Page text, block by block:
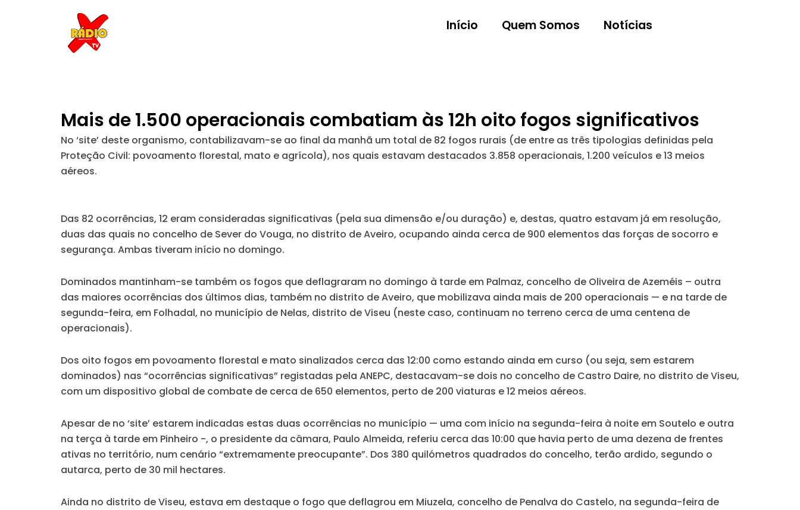
Início Quem Somos Notícias
Mais de 1.500 operacionais combatiam às 12h oito fogos significativos
No ‘site’ deste organismo, contabilizavam-se ao final da manhã um total de 82 fogos rurais (de entre as três tipologias definidas pela
Proteção Civil: povoamento florestal, mato e agrícola), nos quais estavam destacados 3.858 operacionais, 1.200 veículos e 13 meios
aéreos.
Das 82 ocorrências, 12 eram consideradas significativas (pela sua dimensão e/ou duração) e, destas, quatro estavam já em resolução,
duas das quais no concelho de Sever do Vouga, no distrito de Aveiro, ocupando ainda cerca de 900 elementos das forças de socorro e
segurança. Ambas tiveram início no domingo.
Dominados mantinham-se também os fogos que deflagraram no domingo à tarde em Palmaz, concelho de Oliveira de Azeméis – outra
das maiores ocorrências dos últimos dias, também no distrito de Aveiro, que mobilizava ainda mais de 200 operacionais — e na tarde de
segunda-feira, em Folhadal, no município de Nelas, distrito de Viseu (neste caso, continuam no terreno cerca de uma centena de
operacionais).
Dos oito fogos em povoamento florestal e mato sinalizados cerca das 12:00 como estando ainda em curso (ou seja, sem estarem
dominados) nas “ocorrências significativas” registadas pela ANEPC, destacavam-se dois no concelho de Castro Daire, no distrito de Viseu,
com um dispositivo global de combate de cerca de 650 elementos, perto de 200 viaturas e 12 meios aéreos.
Apesar de no ‘site’ estarem indicadas estas duas ocorrências no município — uma com início na segunda-feira à noite em Soutelo e outra
na terça à tarde em Pinheiro -, o presidente da câmara, Paulo Almeida, referiu cerca das 10:00 que havia perto de uma dezena de frentes
ativas no território, num cenário “extremamente preocupante”. Dos 380 quilómetros quadrados do concelho, terão ardido, segundo o
autarca, perto de 30 mil hectares.
Ainda no distrito de Viseu, estava em destaque o fogo que deflagrou em Miuzela, concelho de Penalva do Castelo, na segunda-feira de